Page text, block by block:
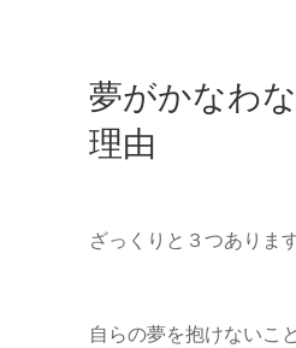
夢がかなわ
理由
ざっくりと３つあります
自らの夢を抱けないこと